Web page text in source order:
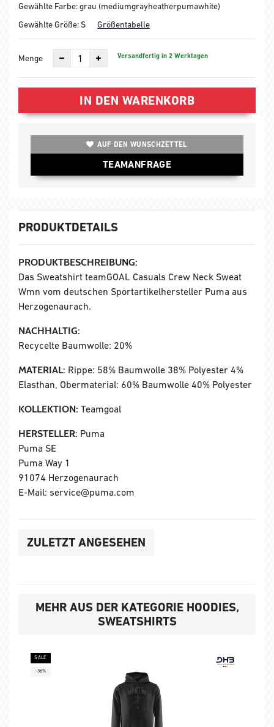
Gewählte Farbe: grau (mediumgrayheatherpumawhite)
Gewählte Größe:S Größentabelle
Menge Versandfertig in 2 Werktagen
IN DEN WARENKORB
AUF DEN WUNSCHZETTEL
TEAMANFRAGE
PRODUKTDETAILS
PRODUKTBESCHREIBUNG:
Das Sweatshirt teamGOAL Casuals Crew Neck Sweat
Wmn vom deutschen Sportartikelhersteller Puma aus
Herzogenaurach.
NACHHALTIG:
Recycelte Baumwolle: 20%
MATERIAL: Rippe: 58% Baumwolle 38% Polyester 4%
Elasthan, Obermaterial: 60% Baumwolle 40% Polyester
KOLLEKTION: Teamgoal
HERSTELLER: Puma
Puma SE
Puma Way 1
91074 Herzogenaurach
E-Mail: service@puma.com
ZULETZT ANGESEHEN
MEHR AUS DER KATEGORIE HOODIES,
SWEATSHIRTS
SALE
-36%